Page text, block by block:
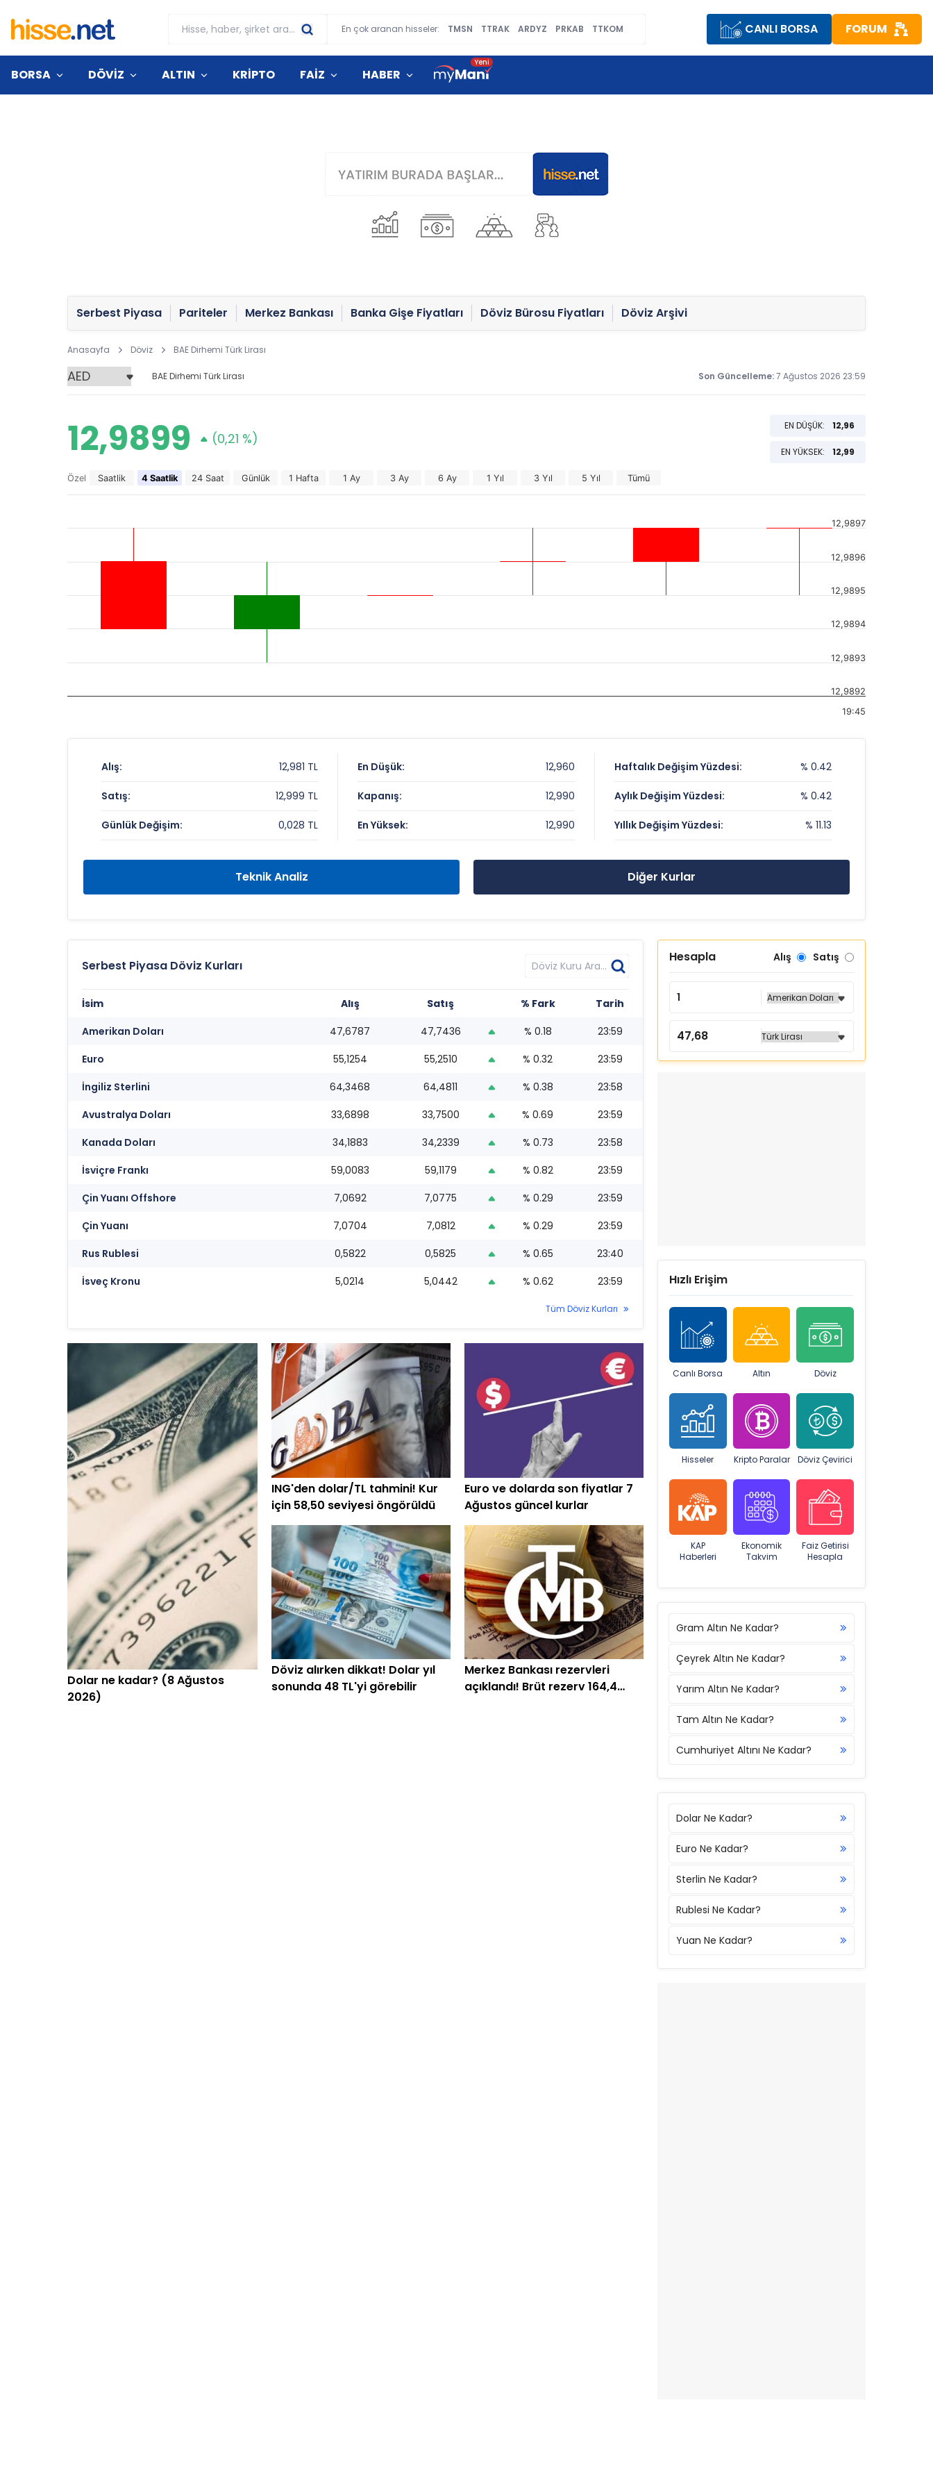
En çok aranan hisseler: TMSN TTRAK ARDYZ PRKAB TTKOM CANLI BORSA FORUM
BORSA DÖVİZ ALTIN KRİPTO FAİZ HABER
Serbest Piyasa Pariteler Merkez Bankası Banka Gişe Fiyatları Döviz Bürosu Fiyatları Döviz Arşivi
Anasayfa Döviz BAE Dirhemi Türk Lirası
BAE Dirhemi Türk Lirası Son Güncelleme:7 Ağustos 2026 23:59
12,9899 (0,21 %)
EN DÜŞÜK: 12,96
EN YÜKSEK: 12,99
Özel Saatlik 4 Saatlik 24 Saat Günlük 1 Hafta 1 Ay 3 Ay 6 Ay 1 Yıl 3 Yıl 5 Yıl Tümü
19:45
12,9892
12,9893
12,9894
12,9895
12,9896
12,9897
Alış: 12,981 TL
Satış: 12,999 TL
Günlük Değişim: 0,028 TL
En Düşük: 12,960
Kapanış: 12,990
En Yüksek: 12,990
Haftalık Değişim Yüzdesi: % 0.42
Aylık Değişim Yüzdesi: % 0.42
Yıllık Değişim Yüzdesi: % 11.13
Teknik Analiz Diğer Kurlar
Serbest Piyasa Döviz Kurları
İsim Alış Satış % Fark
Tarih
Amerikan Doları
47,6787 47,7436 % 0.18
23:59
Euro
55,1254 55,2510 % 0.32
23:59
İngiliz Sterlini
64,3468 64,4811 % 0.38
23:58
Avustralya Doları
33,6898 33,7500 % 0.69
23:59
Kanada Doları
34,1883 34,2339 % 0.73
23:58
İsviçre Frankı
59,0083 59,1179 % 0.82
23:59
Çin Yuanı Offshore
7,0692 7,0775 % 0.29
23:59
Çin Yuanı
7,0704 7,0812 % 0.29
23:59
Rus Rublesi
0,5822 0,5825 % 0.65
23:40
İsveç Kronu
5,0214 5,0442 % 0.62 23:59
Tüm Döviz Kurları
Dolar ne kadar? (8 Ağustos
2026)
ING'den dolar/TL tahmini! Kur
için 58,50 seviyesi öngörüldü
Euro ve dolarda son fiyatlar 7
Ağustos güncel kurlar
Döviz alırken dikkat! Dolar yıl
sonunda 48 TL'yi görebilir
Merkez Bankası rezervleri
açıklandı! Brüt rezerv 164,4
Hesapla Alış Satış
Hızlı Erişim
Canlı Borsa Altın Döviz
Hisseler Kripto Paralar Döviz Çevirici
KAP
Haberleri
Ekonomik
Takvim
Faiz Getirisi
Hesapla
Gram Altın Ne Kadar?
Çeyrek Altın Ne Kadar?
Yarım Altın Ne Kadar?
Tam Altın Ne Kadar?
Cumhuriyet Altını Ne Kadar?
Dolar Ne Kadar?
Euro Ne Kadar?
Sterlin Ne Kadar?
Rublesi Ne Kadar?
Yuan Ne Kadar?